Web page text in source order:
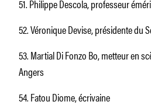
51. Philippe Descola, professeur
52. Véronique Devise, présidente du
53. Martial Di Fonzo Bo, metteur en
Angers
54. Fatou Diome, écrivaine